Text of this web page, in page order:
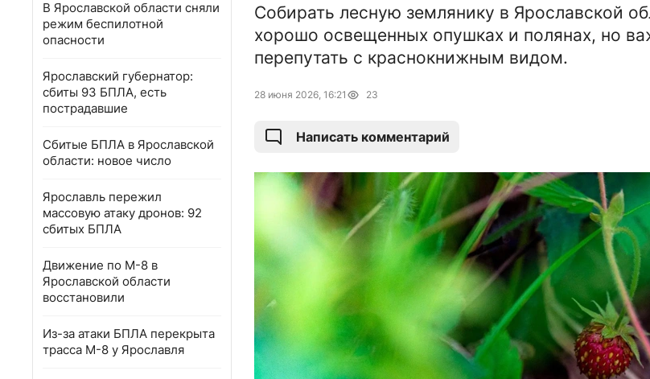
В Ярославской области сняли
режим беспилотной
опасности
Ярославский губернатор:
сбиты 93 БПЛА, есть
пострадавшие
Сбитые БПЛА в Ярославской
области: новое число
Ярославль пережил
массовую атаку дронов: 92
сбитых БПЛА
Движение по М-8 в
Ярославской области
восстановили
Из-за атаки БПЛА перекрыта
трасса М-8 у Ярославля
Собирать лесную землянику в Ярославской
хорошо освещенных опушках и полянах, но
перепутать с краснокнижным видом.
28 июня 2026, 16:21 23
Написать комментарий